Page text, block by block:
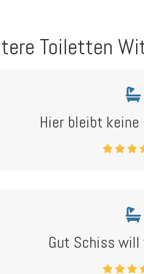
Toiletten
Hier bleibt
Gut Schiss will